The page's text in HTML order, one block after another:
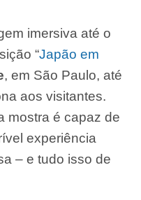
imersiva até o
“Japão em
, em São Paulo, até
aos visitantes.
mostra é capaz de
experiência
– e tudo isso de